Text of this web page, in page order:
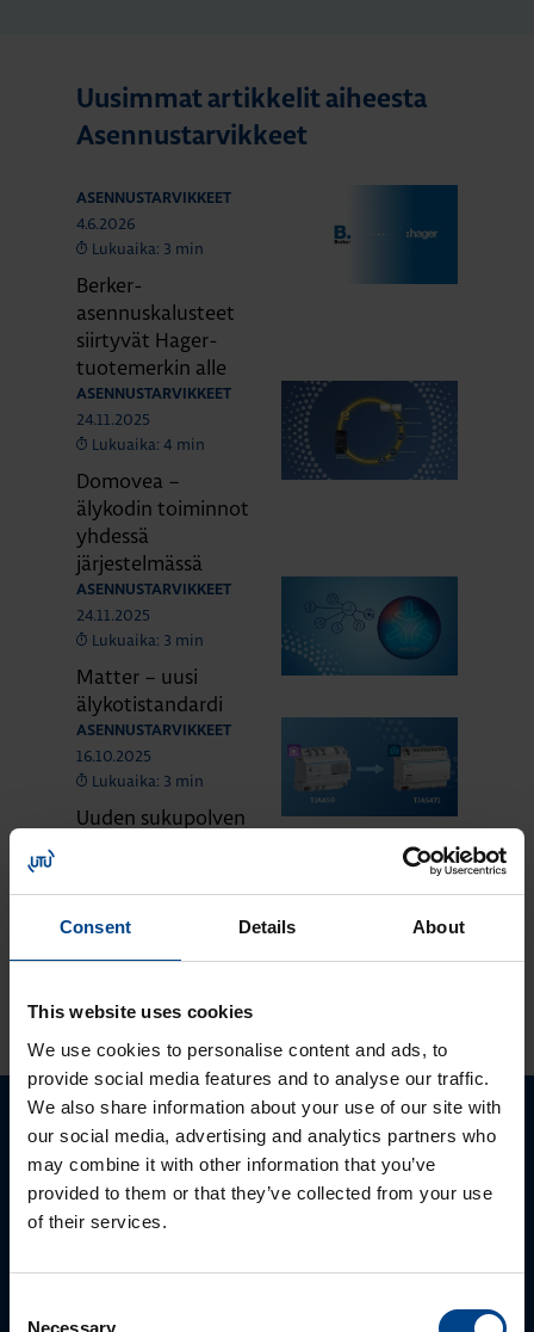
Consent Details About
This website uses cookies
We use cookies to personalise content and ads, to
provide social media features and to analyse our traffic.
We also share information about your use of our site with
our social media, advertising and analytics partners who
may combine it with other information that you’ve
provided to them or that they’ve collected from your use
of their services.
Necessary
Uusimmat artikkelit aiheesta
Asennustarvikkeet
ASENNUSTARVIKKEET
4.6.2026
Lukuaika: 3 min
Berker-
asennuskalusteet
siirtyvät Hager-
tuotemerkin alle
ASENNUSTARVIKKEET
24.11.2025
Lukuaika: 4 min
Domovea –
älykodin toiminnot
yhdessä
järjestelmässä
ASENNUSTARVIKKEET
24.11.2025
Lukuaika: 3 min
Matter – uusi
älykotistandardi
ASENNUSTARVIKKEET
16.10.2025
Lukuaika: 3 min
Uuden sukupolven
V1:n
Ota yhteyttä!
Autamme mielellämme, jotta löydämme sinulle
parhaan ratkaisun. Otathan yhteyttä puhelimitse,